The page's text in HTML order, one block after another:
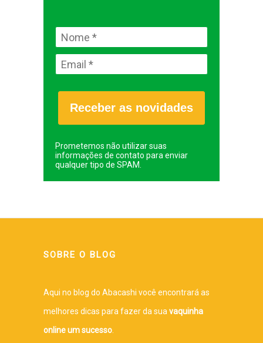
Receber as novidades
Prometemos não utilizar suas
informações de contato para enviar
qualquer tipo de SPAM.
SOBRE O BLOG
Aqui no blog do Abacashi você encontrará as
melhores dicas para fazer da sua vaquinha
online um sucesso